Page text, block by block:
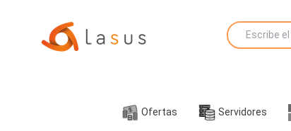
Ofertas Servidores